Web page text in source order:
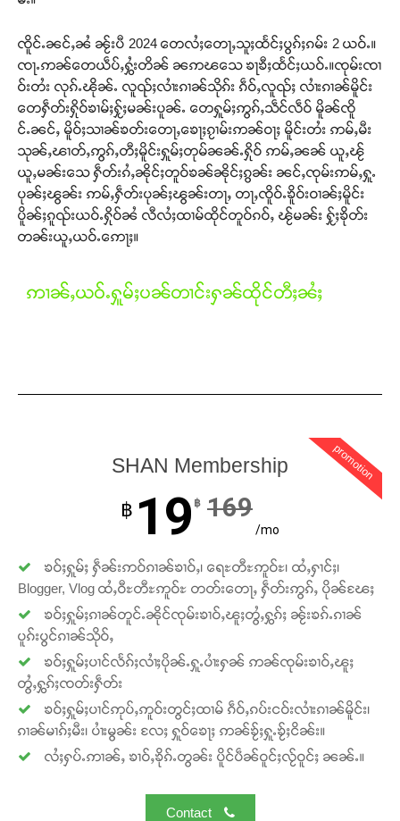
Support SHAN
တႃႇႁႂ်ႈသဵင်ၵၢင်ၸႂ်ၵူၼ်းမိူင်း ၵူႈတီႈၵူႈလႅၼ်ပေႃးတေၸွ
တ်ႇ တူဝ်ႈလုမ်ႈၾႃႉၼၼ်ႉ ၶဝ်ႈႁူမ်ႈၵမ်ႉထႅမ် ၸုမ်းၶၢ
ဝ်ႇၽူႈတွႆႇႁွၵ်ႈ လႆႈယူႇၶႃႈဢေႃႈ။
ၸိူင်ႉၼင်ႇၼႆ ၼႂ်းပီ 2024 တေလႆႈတေႃႇသူႈထႅင်ႈပွၵ်ႈၵမ်း 2 ယဝ်ႉ။
ၸႃႉဢၼ်တေယဵပ်ႇႁွႆးတိၼ် ၼဢၽသေ ၶႃၶီႈထႅင်ႈယဝ်ႉ။ၸုမ်းၸၢ
ဝ်းတႆး လုၵ်ႉၽိုၼ်ႉ လူၺ်ႈလၢႆးၵၢၼ်သိုၵ်း ၵဵဝ်ႇလူၺ်ႈ လၢႆးၵၢၼ်မိူင်း
တေႁဵတ်းႁိုဝ်ၶၢမ်ႈႁႂ်ႈမၼ်းပူၼ်ႉ တေႁူမ်ႈဢွၵ်ႇသဵင်လဵဝ် မိူၼ်ၸိူ
င်ႉၼင်ႇ မိူဝ်ႈသၢၼ်ၶတ်းတေႃႇၶေႃႈၵႂၢမ်းဢၼ်ဝႃႈ မိူင်းတႆး ဢမ်ႇမီး
သုၼ်ႇၽၢတ်ႇဢွၵ်ႇတီႈမိူင်းႁူမ်ႈတုမ်ၼၼ်ႉႁိုဝ် ဢမ်ႇၼၼ် ယူႇၽႂ်
ယူႇမၼ်းသေ ႁဵတ်းၵႆႇၼိုင်ႈတူဝ်ၶၼ်ၼိုင်ႈၵွၼ်း ၼင်ႇၸုမ်းဢမ်ႇႁူႉ
ပုၼ်ႈၽွၼ်း ဢမ်ႇႁဵတ်းပုၼ်ႈၽွၼ်းတႃႇ တႃႇၸိူဝ်ႉၶိူဝ်းဝၢၼ်ႈမိူင်း
ပိူၼ်ႈၵူၺ်းယဝ်ႉႁိုဝ်ၼႆ လီလႆႈထၢမ်ထိုင်တူဝ်ၵဝ်ႇ ၽႂ်မၼ်း ႁႂ်ႈၶိုတ်း
တၼ်းယူႇယဝ်ႉဢေႃႈ။
ဢၢၼ်ႇယဝ်ႉႁူမ်ႈပၼ်တၢင်းႁၼ်ထိုင်တီႈၼႆႈ
promotion
SHAN Membership
฿ 19 ฿ 169
/mo
ၶဝ်ႈႁူမ်ႈ ႁဵၼ်းဢဝ်ၵၢၼ်ၶၢဝ်ႇ၊ ရေႊတီႊဢူဝ်ႊ၊ ထႆႇႁၢင်ႈ၊
Blogger, Vlog ထႆႇဝီႊတီႊဢူဝ်ႊ တတ်းတေႃႇ ႁဵတ်းဢွၵ်ႇ ပိုၼ်ၽႄႈ
ၶဝ်ႈႁူမ်ႈၵၢၼ်တူင်ႉၼိုင်ၸုမ်းၶၢဝ်ႇၽူႈတွႆႇႁွၵ်ႈ ၼႂ်းၶၵ်ႉၵၢၼ်
ပူၵ်းပွင်ၵၢၼ်သိုဝ်ႇ
ၶဝ်ႈႁူမ်ႈပၢင်လႅၵ်ႈလၢႆႈပိုၼ်ႉႁူႉပၢႆးႁၼ် ဢၼ်ၸုမ်းၶၢဝ်ႇၽူႈ
တွႆႇႁွၵ်ႈၸတ်းႁဵတ်း
ၶဝ်ႈႁူမ်ႈပၢင်ဢုပ်ႇဢူဝ်းတွင်ႈထၢမ် ၵဵဝ်ႇၵပ်းငဝ်းလၢႆးၵၢၼ်မိူင်း၊
ၵၢၼ်မၢၵ်ႈမီး၊ ပၢႆးမွၼ်း လႄႈ ႁူဝ်ၶေႃႈ ဢၼ်ၶႂ်ႈႁူႉၶႂ်ႈငိၼ်း။
လႆႈႁပ်ႉဢၢၼ်ႇ ၶၢဝ်ႇၶိုၵ်ႉတွၼ်း ပိူင်ပဵၼ်ဝူင်ႈလႂ်ဝူင်ႈ ၼၼ်ႉ။
Contact